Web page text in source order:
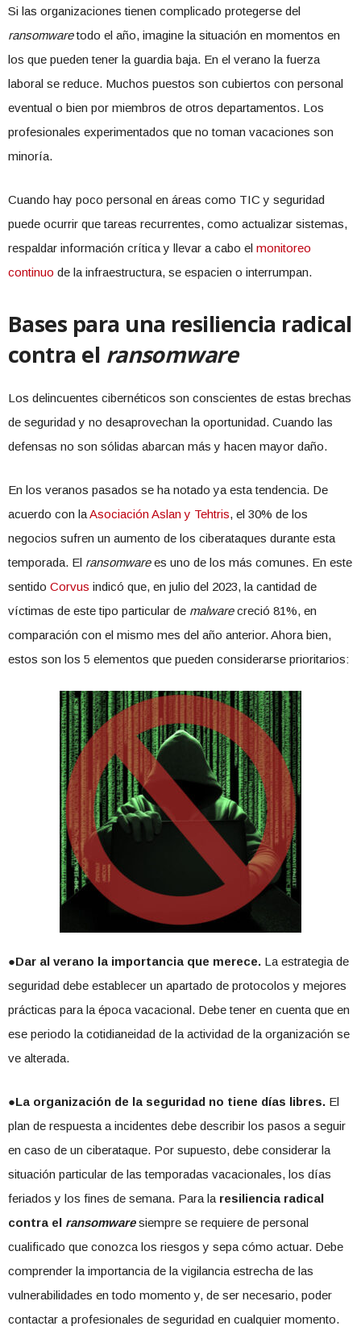
Si las organizaciones tienen complicado protegerse del
ransomwaretodo el año, imagine la situación en momentos en
los que pueden tener la guardia baja. En el verano la fuerza
laboral se reduce. Muchos puestos son cubiertos con personal
eventual o bien por miembros de otros departamentos. Los
profesionales experimentados que no toman vacaciones son
minoría.
Cuando hay poco personal en áreas como TIC y seguridad
puede ocurrir que tareas recurrentes, como actualizar sistemas,
respaldar información crítica y llevar a cabo el monitoreo
continuo de la infraestructura, se espacien o interrumpan.
Bases para una resiliencia radical
contra el ransomware
Los delincuentes cibernéticos son conscientes de estas brechas
de seguridad y no desaprovechan la oportunidad. Cuando las
defensas no son sólidas abarcan más y hacen mayor daño.
En los veranos pasados se ha notado ya esta tendencia. De
acuerdo con laAsociación Aslan y Tehtris, el 30% de los
negocios sufren un aumento de los ciberataques durante esta
temporada. El ransomwarees uno de los más comunes. En este
sentido Corvus indicó que, en julio del 2023, la cantidad de
víctimas de este tipo particular de malwarecreció 81%, en
comparación con el mismo mes del año anterior. Ahora bien,
estos son los 5 elementos que pueden considerarse prioritarios:
●Dar al verano la importancia que merece. La estrategia de
seguridad debe establecer un apartado de protocolos y mejores
prácticas para la época vacacional. Debe tener en cuenta que en
ese periodo la cotidianeidad de la actividad de la organización se
ve alterada.
●La organización de la seguridad no tiene días libres. El
plan de respuesta a incidentes debe describir los pasos a seguir
en caso de un ciberataque. Por supuesto, debe considerar la
situación particular de las temporadas vacacionales, los días
feriados y los fines de semana. Para la resiliencia radical
contra el ransomwaresiempre se requiere de personal
cualificado que conozca los riesgos y sepa cómo actuar. Debe
comprender la importancia de la vigilancia estrecha de las
vulnerabilidades en todo momento y, de ser necesario, poder
contactar a profesionales de seguridad en cualquier momento.